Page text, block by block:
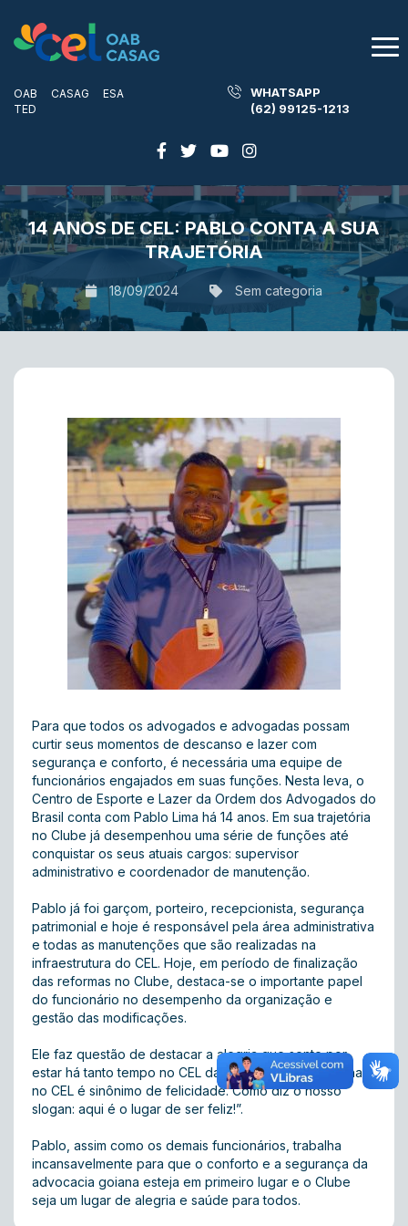
OAB CASAG
ESA
TED
WHATSAPP
(62) 99125-1213
14 ANOS DE CEL: PABLO CONTA A SUA
TRAJETÓRIA
18/09/2024 Sem categoria
Para que todos os advogados e advogadas possam
curtir seus momentos de descanso e lazer com
segurança e conforto, é necessária uma equipe de
funcionários engajados em suas funções. Nesta leva, o
Centro de Esporte e Lazer da Ordem dos Advogados do
Brasil conta com Pablo Lima há 14 anos. Em sua trajetória
no Clube já desempenhou uma série de funções até
conquistar os seus atuais cargos: supervisor
administrativo e coordenador de manutenção.
Pablo já foi garçom, porteiro, recepcionista, segurança
patrimonial e hoje é responsável pela área administrativa
e todas as manutenções que são realizadas na
infraestrutura do CEL. Hoje, em período de finalização
das reformas no Clube, destaca-se o importante papel
do funcionário no desempenho da organização e
gestão das modificações.
Ele faz questão de destacar a alegria que sente por
estar há tanto tempo no CEL da OAB/CASAG: “Trabalhar
no CEL é sinônimo de felicidade. Como diz o nosso
slogan: aqui é o lugar de ser feliz!”.
Pablo, assim como os demais funcionários, trabalha
incansavelmente para que o conforto e a segurança da
advocacia goiana esteja em primeiro lugar e o Clube
seja um lugar de alegria e saúde para todos.